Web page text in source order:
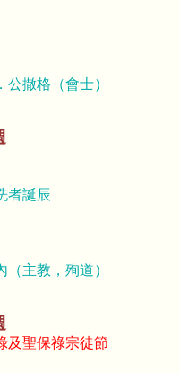
公撒格（會士）
者誕辰
（主教，殉道）
及聖保祿宗徒節